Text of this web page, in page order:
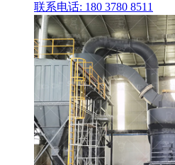
联系电话: 180 3780 8511